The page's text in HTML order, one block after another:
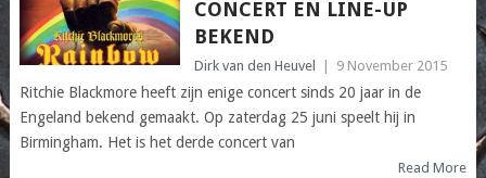
CONCERT EN LINE-UP
BEKEND
Dirk van den Heuvel 9 November 2015
Ritchie Blackmore heeft zijn enige concert sinds 20 jaar in de
Engeland bekend gemaakt. Op zaterdag 25 juni speelt hij in
Birmingham. Het is het derde concert van
Read More